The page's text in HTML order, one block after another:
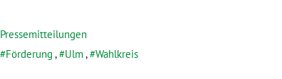
Pressemitteilungen
Förderung , Ulm, Wahlkreis